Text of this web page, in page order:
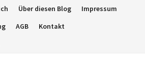
Über diesen Blog
Impressum
AGB
Kontakt